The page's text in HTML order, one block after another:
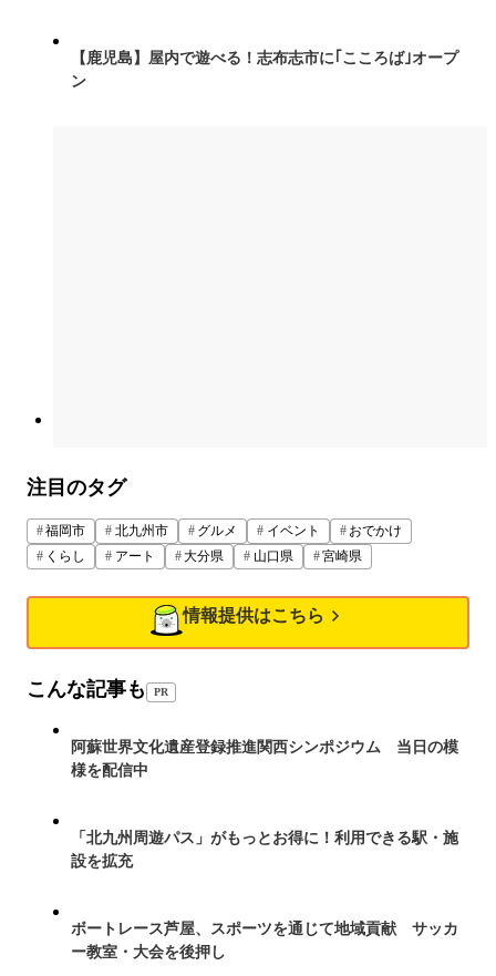
【鹿児島】屋内で遊べる！志布志市に｢こころば｣オープ
ン
注目のタグ
福岡市 北九州市 グルメ イベント
おでかけ
くらし
アート 大分県 山口県 宮崎県
情報提供はこちら
こんな記事も PR
阿蘇世界文化遺産登録推進関西シンポジウム 当日の模
様を配信中
「北九州周遊パス」がもっとお得に！利用できる駅・施
設を拡充
ボートレース芦屋、スポーツを通じて地域貢献 サッカ
ー教室・大会を後押し